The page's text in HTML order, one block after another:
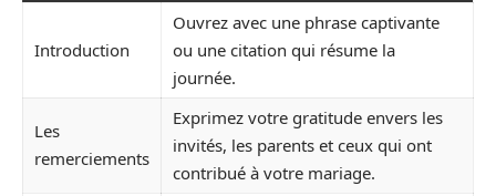
Introduction
Ouvrez avec une phrase captivante
ou une citation qui résume la
journée.
Les
remerciements
Exprimez votre gratitude envers les
invités, les parents et ceux qui ont
contribué à votre mariage.